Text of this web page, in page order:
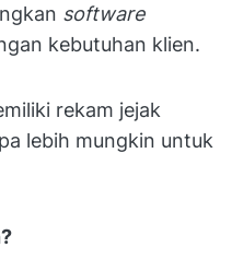
software
kebutuhan klien.
rekam jejak
lebih mungkin untuk